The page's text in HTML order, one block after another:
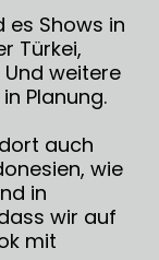
es Shows in
Türkei,
Und weitere
Planung.
auch
wie
in
wir auf
mit